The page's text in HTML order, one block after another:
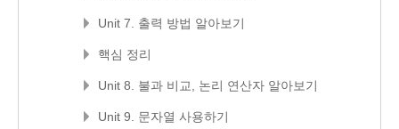
Unit 7. 출력 방법 알아보기
핵심 정리
Unit 8. 불과 비교, 논리 연산자 알아보기
Unit 9. 문자열 사용하기